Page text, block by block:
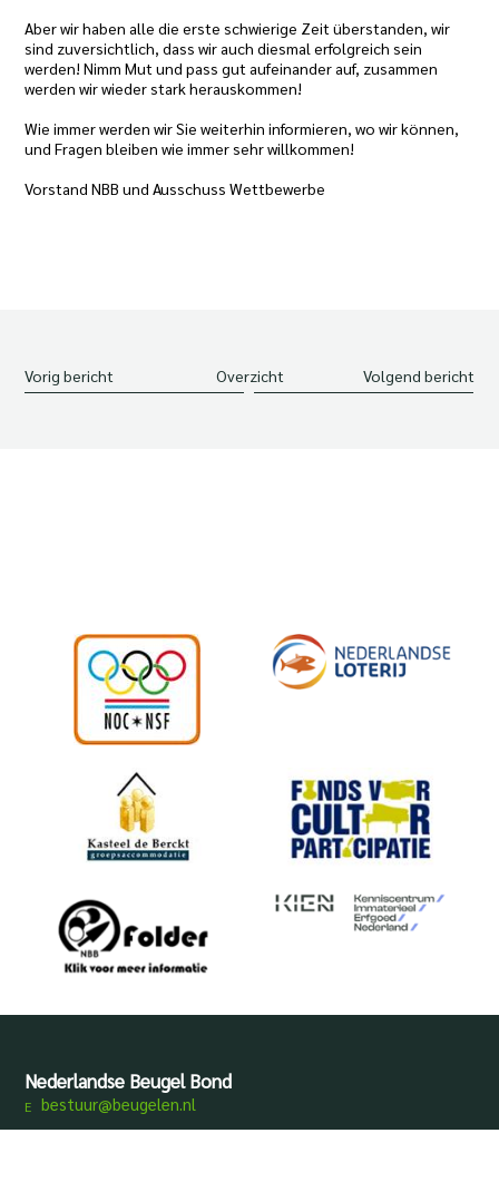
Aber wir haben alle die erste schwierige Zeit überstanden, wir
sind zuversichtlich, dass wir auch diesmal erfolgreich sein
werden! Nimm Mut und pass gut aufeinander auf, zusammen
werden wir wieder stark herauskommen!
Wie immer werden wir Sie weiterhin informieren, wo wir können,
und Fragen bleiben wie immer sehr willkommen!
Vorstand NBB und Ausschuss Wettbewerbe
Vorig bericht Overzicht Volgend bericht
Nederlandse Beugel Bond
bestuur@beugelen.nl